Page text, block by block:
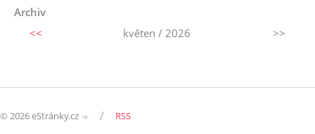
Archiv
<<
květen / 2026 >>
© 2026 eStránky.cz / RSS